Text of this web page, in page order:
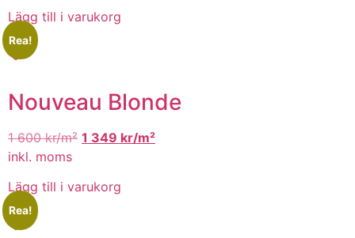
Lägg till i varukorg
Rea!
Nouveau Blonde
1 600kr/m² 1 349 kr/m²
inkl. moms
Lägg till i varukorg
Rea!